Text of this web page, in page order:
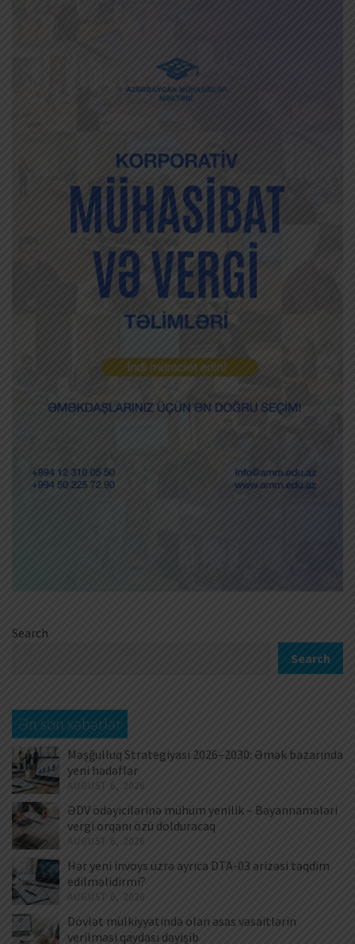
Search
Search
Ən son xəbərlər
Məşğulluq Strategiyası 2026–2030: Əmək bazarında
yeni hədəflər
AUGUST 6, 2026
ƏDV ödəyicilərinə mühüm yenilik – Bəyannamələri
vergi orqanı özü dolduracaq
AUGUST 6, 2026
Hər yeni invoys üzrə ayrıca DTA-03 ərizəsi təqdim
edilməlidirmi?
AUGUST 6, 2026
Dövlət mülkiyyətində olan əsas vəsaitlərin
verilməsi qaydası dəyişib